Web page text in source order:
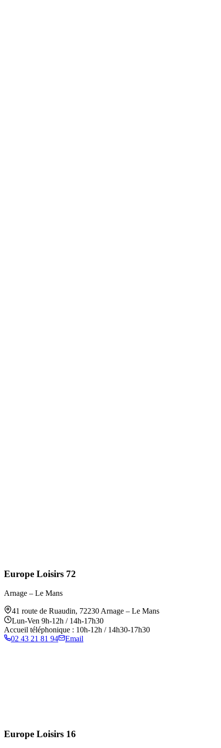
Europe Loisirs 72
Arnage – Le Mans
41 route de Ruaudin, 72230 Arnage – Le Mans
Lun-Ven 9h-12h / 14h-17h30
Accueil téléphonique : 10h-12h / 14h30-17h30
02 43 21 81 94
Email
Europe Loisirs 16